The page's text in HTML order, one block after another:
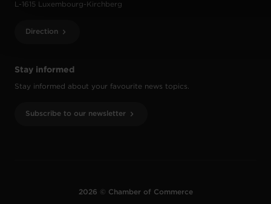
Stay informed
Stay informed about your favourite news topics.
Subscribe to our newsletter
L-1615 Luxembourg-Kirchberg
Direction
2026 © Chamber of Commerce